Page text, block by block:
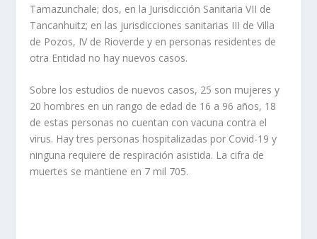
Tamazunchale; dos, en la Jurisdicción Sanitaria VII de
Tancanhuitz; en las jurisdicciones sanitarias III de Villa
de Pozos, IV de Rioverde y en personas residentes de
otra Entidad no hay nuevos casos.
Sobre los estudios de nuevos casos, 25 son mujeres y
20 hombres en un rango de edad de 16 a 96 años, 18
de estas personas no cuentan con vacuna contra el
virus. Hay tres personas hospitalizadas por Covid-19 y
ninguna requiere de respiración asistida. La cifra de
muertes se mantiene en 7 mil 705.